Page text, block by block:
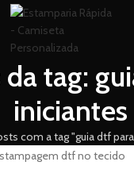
tag:
iniciantes
com a tag "guia dtf